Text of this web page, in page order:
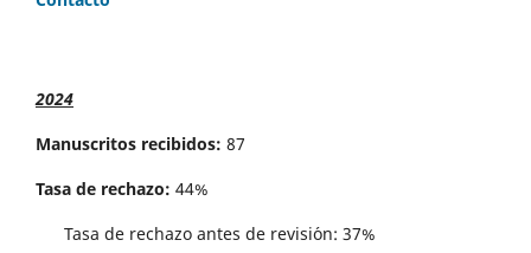
2024
Manuscritos recibidos: 87
Tasa de rechazo: 44%
Tasa de rechazo antes de revisi´on: 37%